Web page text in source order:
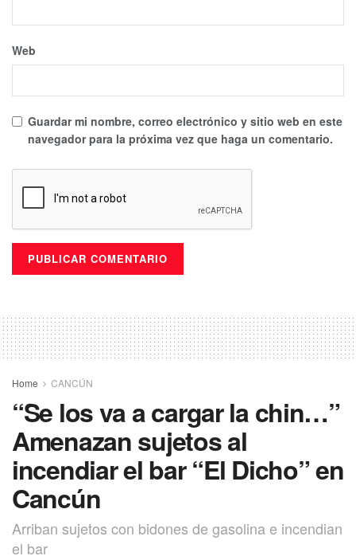
Web
Guardar mi nombre, correo electrónico y sitio web en este
navegador para la próxima vez que haga un comentario.
Home CANCÚN
“Se los va a cargar la chin…”
Amenazan sujetos al
incendiar el bar “El Dicho” en
Cancún
Arriban sujetos con bidones de gasolina e incendian
el bar